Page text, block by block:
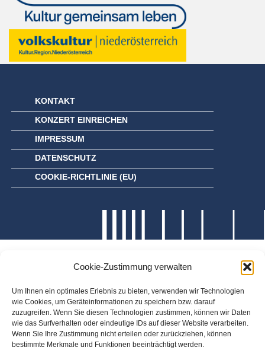
Cookie-Zustimmung verwalten
Um Ihnen ein optimales Erlebnis zu bieten, verwenden wir Technologien
wie Cookies, um Geräteinformationen zu speichern bzw. darauf
zuzugreifen. Wenn Sie diesen Technologien zustimmen, können wir Daten
wie das Surfverhalten oder eindeutige IDs auf dieser Website verarbeiten.
Wenn Sie Ihre Zustimmung nicht erteilen oder zurückziehen, können
bestimmte Merkmale und Funktionen beeinträchtigt werden.
KONTAKT
KONZERT EINREICHEN
IMPRESSUM
DATENSCHUTZ
COOKIE-RICHTLINIE (EU)